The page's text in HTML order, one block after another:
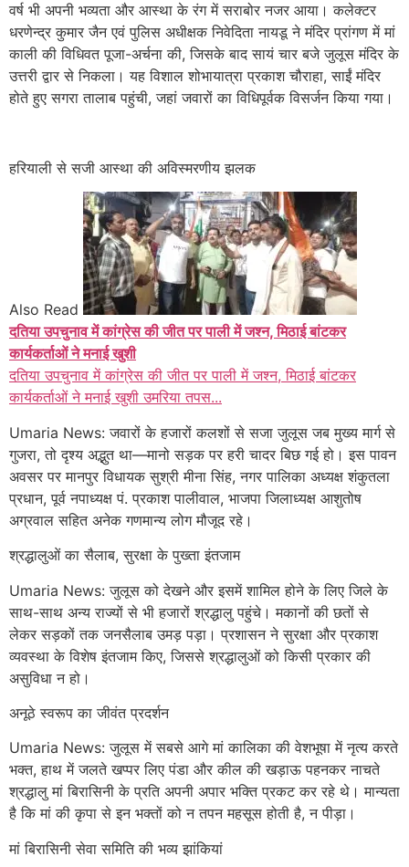
वर्ष भी अपनी भव्यता और आस्था के रंग में सराबोर नजर आया। कलेक्टर
धरणेन्द्र कुमार जैन एवं पुलिस अधीक्षक निवेदिता नायडू ने मंदिर प्रांगण में मां
काली की विधिवत पूजा-अर्चना की, जिसके बाद सायं चार बजे जुलूस मंदिर के
उत्तरी द्वार से निकला। यह विशाल शोभायात्रा प्रकाश चौराहा, साईं मंदिर
होते हुए सगरा तालाब पहुंची, जहां जवारों का विधिपूर्वक विसर्जन किया गया।
हरियाली से सजी आस्था की अविस्मरणीय झलक
Also Read
दतिया उपचुनाव में कांग्रेस की जीत पर पाली में जश्न, मिठाई बांटकर
कार्यकर्ताओं ने मनाई खुशी
दतिया उपचुनाव में कांग्रेस की जीत पर पाली में जश्न, मिठाई बांटकर
कार्यकर्ताओं ने मनाई खुशी उमरिया तपस...
Umaria News: जवारों के हजारों कलशों से सजा जुलूस जब मुख्य मार्ग से
गुजरा, तो दृश्य अद्भुत था—मानो सड़क पर हरी चादर बिछ गई हो। इस पावन
अवसर पर मानपुर विधायक सुश्री मीना सिंह, नगर पालिका अध्यक्ष शंकुतला
प्रधान, पूर्व नपाध्यक्ष पं. प्रकाश पालीवाल, भाजपा जिलाध्यक्ष आशुतोष
अग्रवाल सहित अनेक गणमान्य लोग मौजूद रहे।
श्रद्धालुओं का सैलाब, सुरक्षा के पुख्ता इंतजाम
Umaria News: जुलूस को देखने और इसमें शामिल होने के लिए जिले के
साथ-साथ अन्य राज्यों से भी हजारों श्रद्धालु पहुंचे। मकानों की छतों से
लेकर सड़कों तक जनसैलाब उमड़ पड़ा। प्रशासन ने सुरक्षा और प्रकाश
व्यवस्था के विशेष इंतजाम किए, जिससे श्रद्धालुओं को किसी प्रकार की
असुविधा न हो।
अनूठे स्वरूप का जीवंत प्रदर्शन
Umaria News: जुलूस में सबसे आगे मां कालिका की वेशभूषा में नृत्य करते
भक्त, हाथ में जलते खप्पर लिए पंडा और कील की खड़ाऊ पहनकर नाचते
श्रद्धालु मां बिरासिनी के प्रति अपनी अपार भक्ति प्रकट कर रहे थे। मान्यता
है कि मां की कृपा से इन भक्तों को न तपन महसूस होती है, न पीड़ा।
मां बिरासिनी सेवा समिति की भव्य झांकियां